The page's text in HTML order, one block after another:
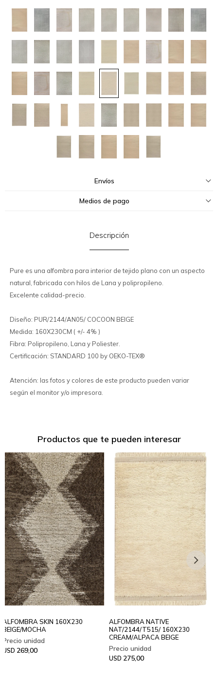
Envíos
Medios de pago
Descripción
Pure es una alfombra para interior de tejido plano con un aspecto
natural, fabricada con hilos de Lana y polipropileno.
Excelente calidad-precio.
Diseño: PUR/2144/AN05/ COCOON BEIGE
Medida: 160X230CM ( +/- 4% )
Fibra: Polipropileno, Lana y Poliester.
Certificación: STANDARD 100 by OEKO-TEX®
Atención: las fotos y colores de este producto pueden variar
según el monitor y/o impresora.
Productos que te pueden interesar
ALFOMBRA SKIN 160X230
BEIGE/MOCHA
USD 269,00
ALFOMBRA NATIVE
NAT/2144/T515/ 160X230
CREAM/ALPACA BEIGE
USD 275,00